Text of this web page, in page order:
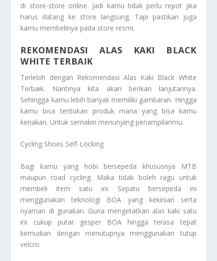
di store-store online. Jadi kamu tidak perlu repot jika
harus datang ke store langsung. Tapi pastikan juga
kamu membelinya pada store resmi.
REKOMENDASI ALAS KAKI BLACK
WHITE TERBAIK
Terlebih dengan Rekomendasi Alas Kaki Black White
Terbaik. Nantinya kita akan berikan lanjutannya.
Sehingga kamu lebih banyak memiliki gambaran. Hingga
kamu bisa tentukan produk mana yang bisa kamu
kenakan. Untuk semakin menunjang penampilanmu.
Cycling Shoes Self-Locking
Bagi kamu yang hobi bersepeda khususnya MTB
maupun road cycling. Maka tidak boleh ragu untuk
membeli item satu ini. Sepatu bersepeda ini
menggunakan teknologi BOA yang kekinian serta
nyaman di gunakan. Guna mengetatkan alas kaki satu
ini cukup putar gesper BOA hingga terasa tepat
kemudian dengan menutupnya menggunakan tutup
velcro.